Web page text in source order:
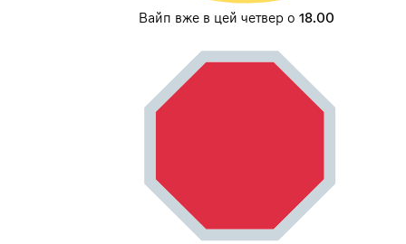
Вайп вже в цей четвер о 18.00